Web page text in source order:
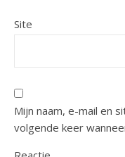
Site
Mijn naam, e-mail en
volgende keer